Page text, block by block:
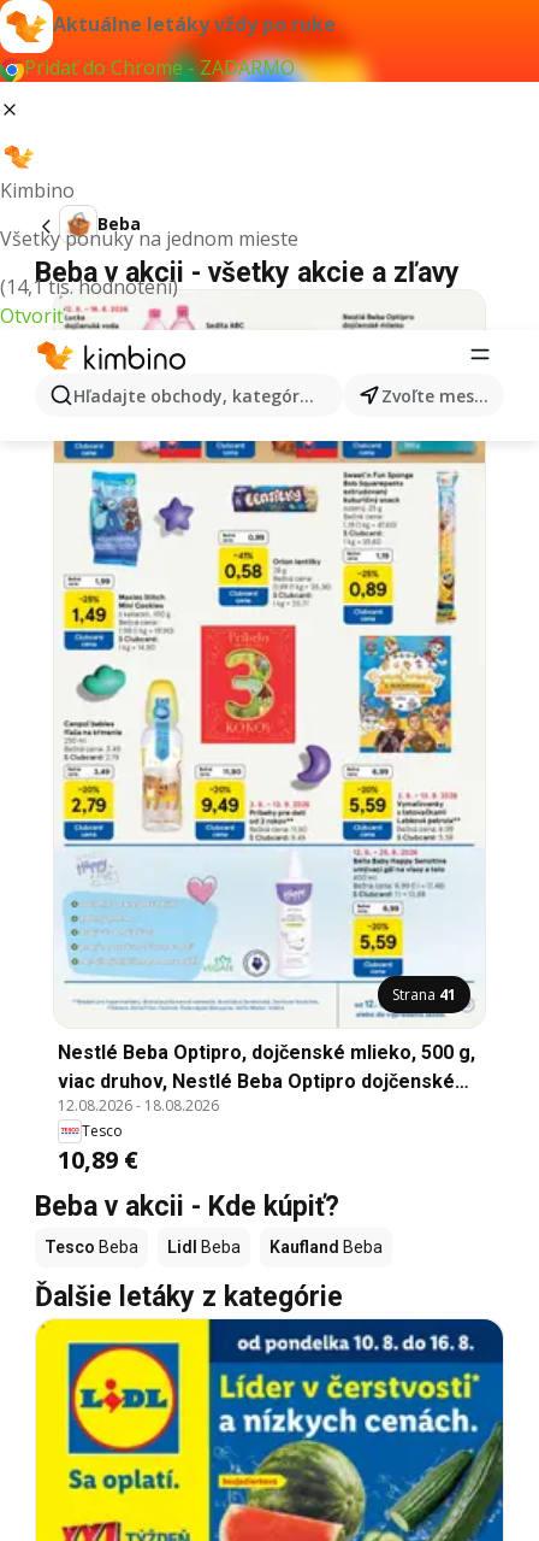
Aktuálne letáky vždy po ruke
Pridať do Chrome - ZADARMO
Kimbino
Všetky ponuky na jednom mieste
(14,1 tis. hodnotení)
Otvoriť
Hľadajte obchody, kategórie, produkty... Zvoľte mesto
Beba
Beba v akcii - všetky akcie a zľavy
Strana 41
Nestlé Beba Optipro, dojčenské mlieko, 500 g,
viac druhov, Nestlé Beba Optipro dojčenské
mlieko, 500 g
12.08.2026- 18.08.2026
Tesco
10,89 €
Beba v akcii - Kde kúpiť?
Tesco Beba Lidl Beba Kaufland Beba
Ďalšie letáky z kategórie